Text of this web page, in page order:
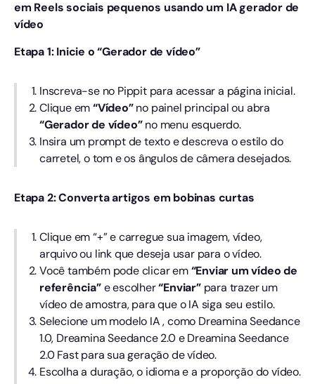
em Reels sociais pequenos usando um IA gerador de
vídeo
Etapa 1: Inicie o “Gerador de vídeo”
Inscreva-se no Pippit para acessar a página inicial.
Clique em“Vídeo”no painel principal ou abra
“Gerador de vídeo”no menu esquerdo.
Insira um prompt de texto e descreva o estilo do
carretel, o tom e os ângulos de câmera desejados.
Etapa 2: Converta artigos em bobinas curtas
Clique em “+” e carregue sua imagem, vídeo,
arquivo ou link que deseja usar para o vídeo.
Você também pode clicar em“Enviar um vídeo de
referência”e escolher“Enviar” para trazer um
vídeo de amostra, para que o IA siga seu estilo.
Selecione um modelo IA , como Dreamina Seedance
1.0, Dreamina Seedance 2.0 e Dreamina Seedance
2.0 Fast para sua geração de vídeo.
Escolha a duração, o idioma e a proporção do vídeo.